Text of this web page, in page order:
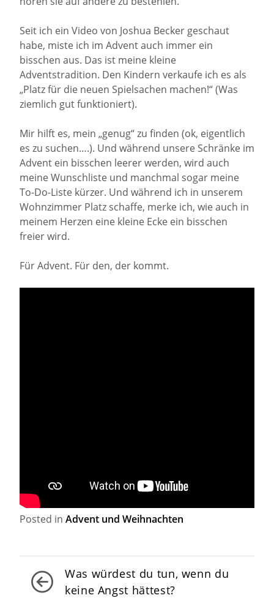
Seit ich ein Video von Joshua Becker geschaut
habe, miste ich im Advent auch immer ein
bisschen aus. Das ist meine kleine
Adventstradition. Den Kindern verkaufe ich es als
„Platz für die neuen Spielsachen machen!“ (Was
ziemlich gut funktioniert).
Mir hilft es, mein „genug“ zu finden (ok, eigentlich
es zu suchen….). Und während unsere Schränke im
Advent ein bisschen leerer werden, wird auch
meine Wunschliste und manchmal sogar meine
To-Do-Liste kürzer. Und während ich in unserem
Wohnzimmer Platz schaffe, merke ich, wie auch in
meinem Herzen eine kleine Ecke ein bisschen
freier wird.
Für Advent. Für den, der kommt.
Posted in Advent und Weihnachten
Beitragsnavigation
Was würdest du tun, wenn du
keine Angst hättest?